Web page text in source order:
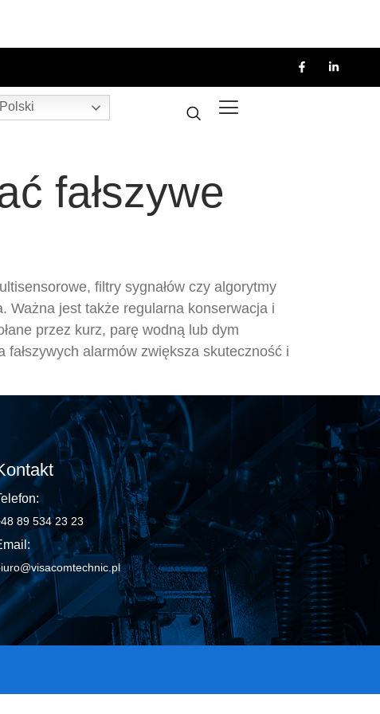
fałszywe
filtry sygnałów czy algorytmy
Ważna jest także regularna konserwacja i
przez kurz, parę wodną lub dym
alarmów zwiększa skuteczność i
89 534 23 23